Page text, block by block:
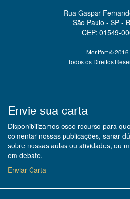
Rua Gaspar
São Paulo - SP -
CEP: 01549-
Montfort © 2016
Todos os Direitos
Envie sua carta
Disponibilizamos esse recurso para
comentar nossas publicações, sanar
sobre nossas aulas ou atividades, ou
em debate.
Enviar Carta